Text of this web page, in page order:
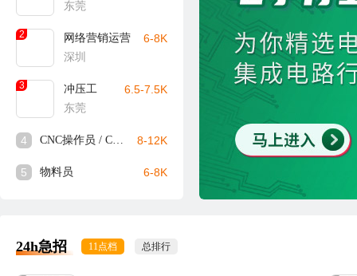
东莞
2
网络营销运营
深圳
6-8K
3
冲压工
东莞
6.5-7.5K
4 CNC操作员 / CNC师傅 8-12K
5 物料员 6-8K
24h急招 11点档 总排行